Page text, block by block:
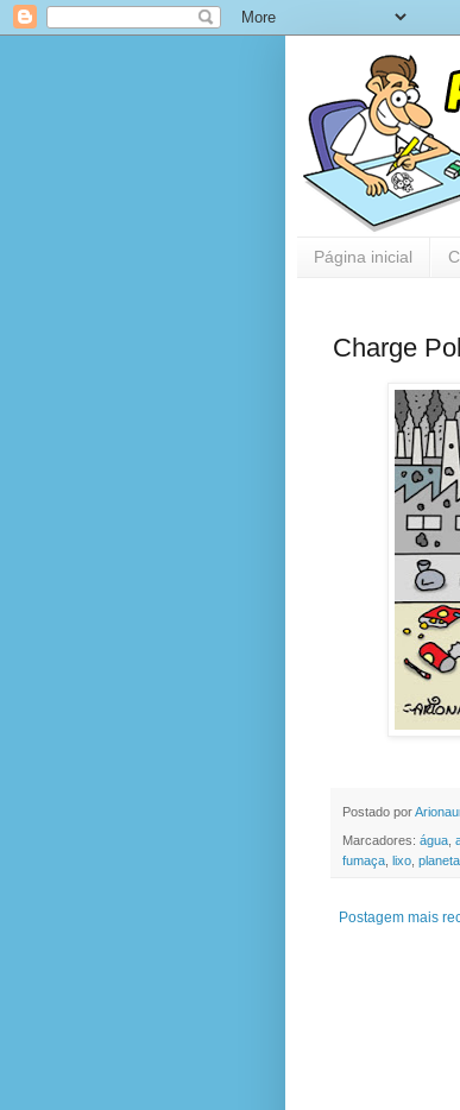
Página inicial
Charge
Postado por
Marcadores: água,
fumaça, lixo, planeta,
Postagem mais